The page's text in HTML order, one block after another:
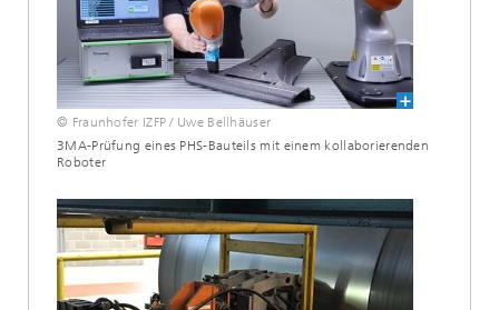
© Fraunhofer IZFP / Uwe Bellhäuser
3MA-Prüfung eines PHS-Bauteils mit einem kollaborierenden
Roboter